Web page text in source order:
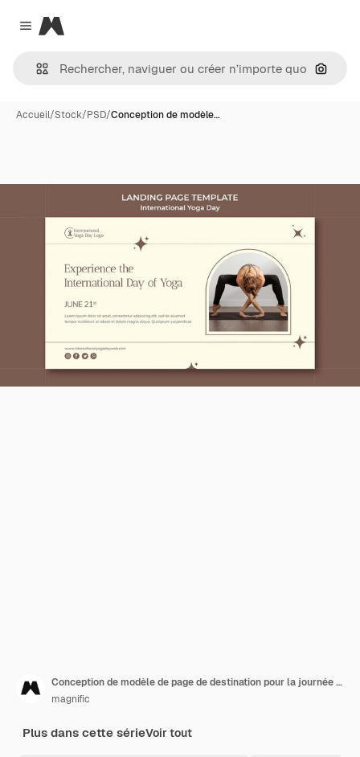
Close menu
Magnific
Accueil/Stock/PSD/Conception de modèle…
Conception de modèle de page de destination pour la journée internationale du yoga
magnific
Plus dans cette sérieVoir tout